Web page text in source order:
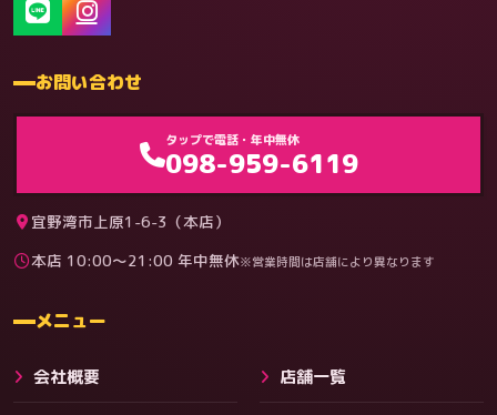
料金
お問い合わせ
タップで電話・年中無休
098-959-6119
宜野湾市上原1-6-3（本店）
本店 10:00〜21:00 年中無休※営業時間は店舗により異なります
メニュー
会社概要 店舗一覧